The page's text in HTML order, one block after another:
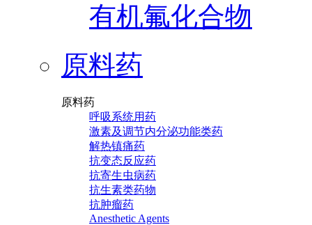
有机氟化合物
原料药
原料药
呼吸系统用药
激素及调节内分泌功能类药
解热镇痛药
抗变态反应药
抗寄生虫病药
抗生素类药物
抗肿瘤药
Anesthetic Agents